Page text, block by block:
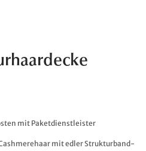
mit Paketdienstleister
mit edler Strukturband-